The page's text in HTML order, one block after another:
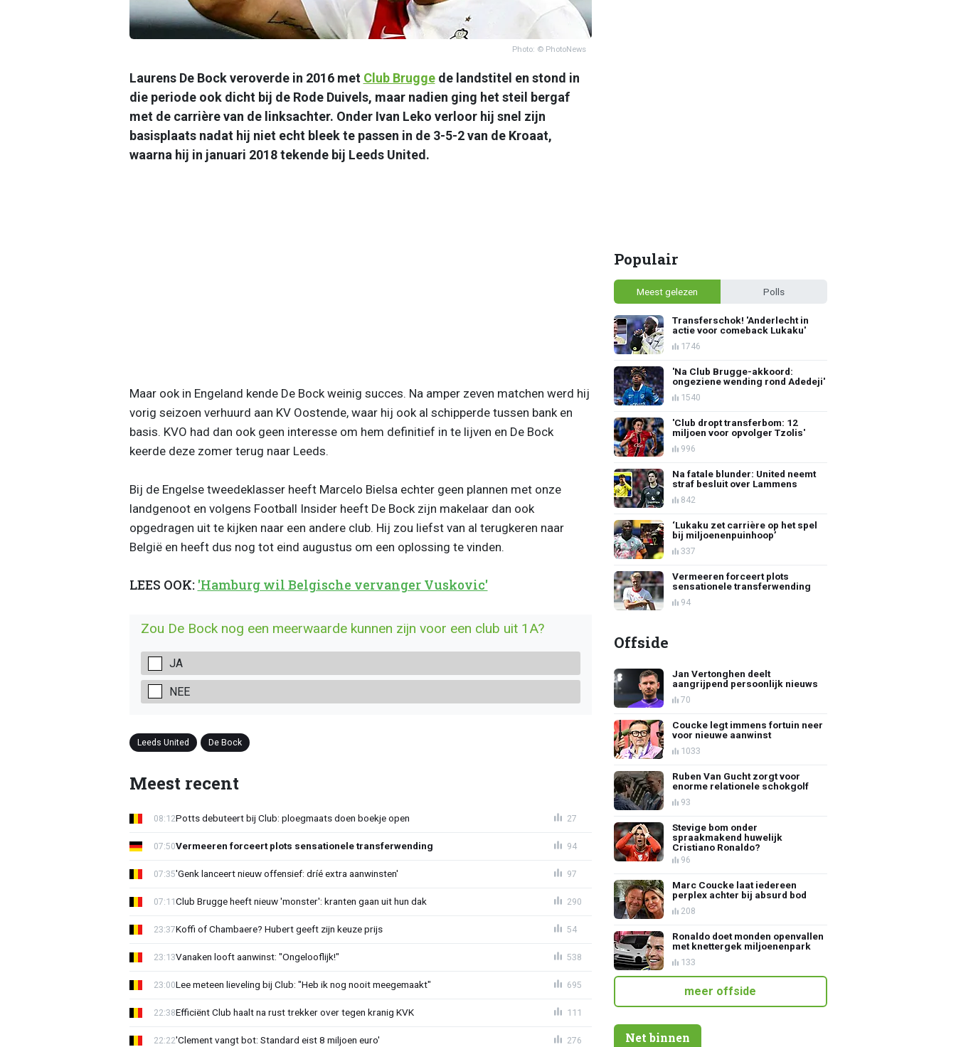
Photo: © PhotoNews
Laurens De Bock veroverde in 2016 met Club Bruggede landstitel en stond in
die periode ook dicht bij de Rode Duivels, maar nadien ging het steil bergaf
met de carrière van de linksachter. Onder Ivan Leko verloor hij snel zijn
basisplaats nadat hij niet echt bleek te passen in de 3-5-2 van de Kroaat,
waarna hij in januari 2018 tekende bij Leeds United.
Maar ook in Engeland kende De Bock weinig succes. Na amper zeven matchen werd hij
vorig seizoen verhuurd aan KV Oostende, waar hij ook al schipperde tussen bank en
basis. KVO had dan ook geen interesse om hem definitief in te lijven en De Bock
keerde deze zomer terug naar Leeds.
Bij de Engelse tweedeklasser heeft Marcelo Bielsa echter geen plannen met onze
landgenoot en volgens Football Insider heeft De Bock zijn makelaar dan ook
opgedragen uit te kijken naar een andere club. Hij zou liefst van al terugkeren naar
België en heeft dus nog tot eind augustus om een oplossing te vinden.
LEES OOK: 'Hamburg wil Belgische vervanger Vuskovic'
Zou De Bock nog een meerwaarde kunnen zijn voor een club uit 1A?
JA
NEE
Leeds United De Bock
Meest recent
Potts debuteert bij Club: ploegmaats doen boekje open
08:12 27
Vermeeren forceert plots sensationele transferwending
07:50 94
'Genk lanceert nieuw offensief: dríé extra aanwinsten'
07:35 97
Club Brugge heeft nieuw 'monster': kranten gaan uit hun dak
07:11 290
Koffi of Chambaere? Hubert geeft zijn keuze prijs
23:37 54
Vanaken looft aanwinst: "Ongelooflijk!"
23:13 538
Lee meteen lieveling bij Club: "Heb ik nog nooit meegemaakt"
23:00 695
Efficiënt Club haalt na rust trekker over tegen kranig KVK
22:38 111
'Clement vangt bot: Standard eist 8 miljoen euro'
22:22 276
Populair
Meest gelezen Polls
Transferschok! 'Anderlecht in
actie voor comeback Lukaku'
1746
'Na Club Brugge-akkoord:
ongeziene wending rond Adedeji'
1540
'Club dropt transferbom: 12
miljoen voor opvolger Tzolis'
996
Na fatale blunder: United neemt
straf besluit over Lammens
842
‘Lukaku zet carrière op het spel
bij miljoenenpuinhoop’
337
Vermeeren forceert plots
sensationele transferwending
94
Offside
Jan Vertonghen deelt
aangrijpend persoonlijk nieuws
70
Coucke legt immens fortuin neer
voor nieuwe aanwinst
1033
Ruben Van Gucht zorgt voor
enorme relationele schokgolf
93
Stevige bom onder
spraakmakend huwelijk
Cristiano Ronaldo?
96
Marc Coucke laat iedereen
perplex achter bij absurd bod
208
Ronaldo doet monden openvallen
met knettergek miljoenenpark
133
meer offside
Net binnen